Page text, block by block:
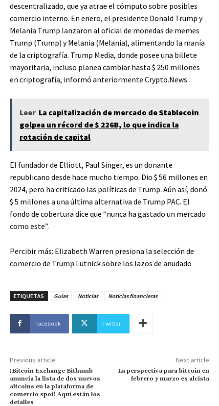
descentralizado, que ya atrae el cómputo sobre posibles
comercio interno. En enero, el presidente Donald Trump y
Melania Trump lanzaron al oficial de monedas de memes
Trump (Trump) y Melania (Melania), alimentando la manía
de la criptografía. Trump Media, donde posee una billete
mayoritaria, incluso planea cambiar hasta $ 250 millones
en criptografía, informó anteriormente Crypto.News.
Leer La capitalización de mercado de Stablecoin
golpea un récord de $ 226B, lo que indica la
rotación de capital
El fundador de Elliott, Paul Singer, es un donante
republicano desde hace mucho tiempo. Dio $ 56 millones en
2024, pero ha criticado las políticas de Trump. Aún así, donó
$ 5 millones a una última alternativa de Trump PAC. El
fondo de cobertura dice que “nunca ha gastado un mercado
como este”.
Percibir más: Elizabeth Warren presiona la selección de
comercio de Trump Lutnick sobre los lazos de anudado
ETIQUETAS Guías Noticias Noticias financieras
Facebook Twitter
Previous article
¡Bitcoin Exchange Bithumb
anuncia la lista de dos nuevos
altcoins en la plataforma de
comercio spot! Aquí están los
detalles
Next article
La perspectiva para bitcoin en
febrero y marzo es alcista